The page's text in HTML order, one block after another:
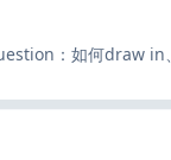
：如何draw in